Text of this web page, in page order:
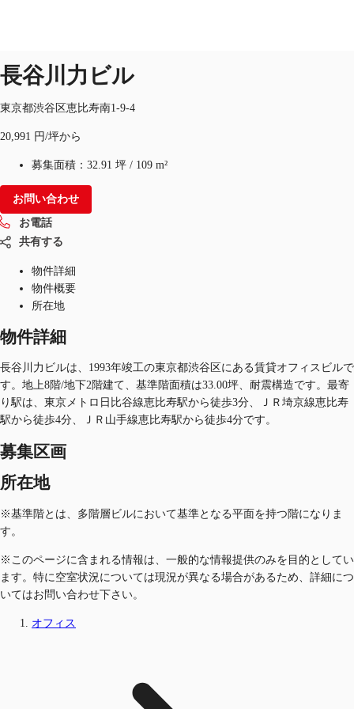
オフィス・事務所
倉庫・物流センター
記事
仲介会社様はこちらへ
お気に入り
JP
長谷川力ビル
東京都渋谷区恵比寿南1-9-4
20,991 円/坪から
募集面積： 32.91 坪 / 109 m²
お問い合わせ
お電話
共有する
物件詳細
物件概要
所在地
物件詳細
長谷川力ビルは、1993年竣工の東京都渋谷区にある賃貸オフィスビルで
す。地上8階/地下2階建て、基準階面積は33.00坪、耐震構造です。最寄
り駅は、東京メトロ日比谷線恵比寿駅から徒歩3分、ＪＲ埼京線恵比寿
駅から徒歩4分、ＪＲ山手線恵比寿駅から徒歩4分です。
募集区画
所在地
※基準階とは、多階層ビルにおいて基準となる平面を持つ階になりま
す。
※このページに含まれる情報は、一般的な情報提供のみを目的としてい
ます。特に空室状況については現況が異なる場合があるため、詳細につ
いてはお問い合わせ下さい。
オフィス